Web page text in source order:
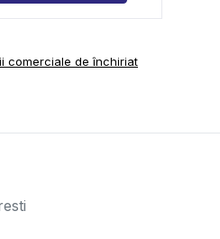
comerciale de închiriat